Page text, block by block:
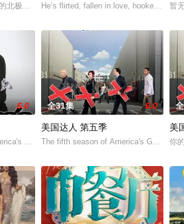
北极圈，拍摄地位于加拿大西北地区阿克拉维克
He’s flirted, fallen in love, hooked up,暂
6.0
Got Talent, an American televi
全31集 6.0
美国达人 第五季
The fifth season of America's Got
美
你